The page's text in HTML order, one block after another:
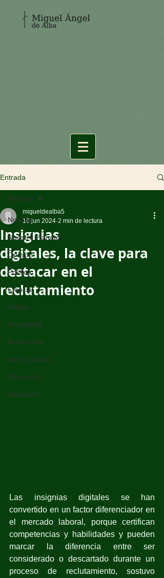
Entrada
Noticias
Nuestro Planeta
Opinión
Política
Ciencia
Videos
Actualidad
Entrevistas
Arte y cultura
Educación
educación
Noticias
Insignias
digitales, la clave para
destacar en el
reclutamiento
migueldealba5
18 jun 2024 2 min de lectura
Las insignias digitales se han
convertido en un factor diferenciador en
el mercado laboral, porque certifican
competencias y habilidades y pueden
marcar la diferencia entre ser
considerado o descartado durante un
proceso de reclutamiento, sostuvo